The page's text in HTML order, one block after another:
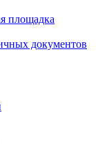
площадка
документов